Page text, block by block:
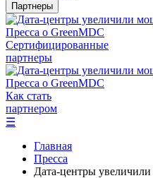
Партнеры
Сертифицированные
партнеры
Как стать
партнером
☰
Главная
Пресса
Дата-центры